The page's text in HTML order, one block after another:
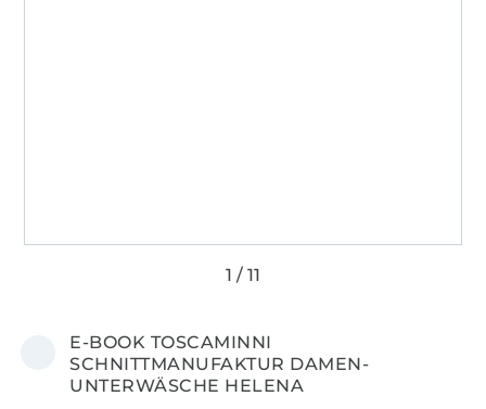
E-BOOK TOSCAMINNI
SCHNITTMANUFAKTUR DAMEN-
UNTERWÄSCHE HELENA